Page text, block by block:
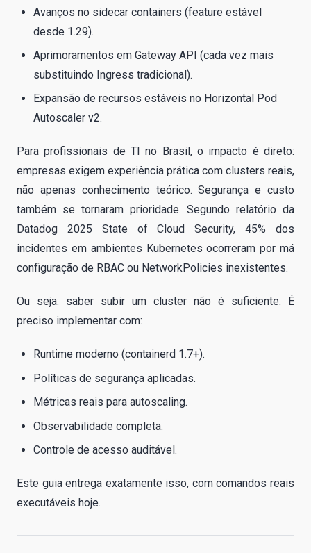
Avanços no sidecar containers (feature estável
desde 1.29).
Aprimoramentos em Gateway API (cada vez mais
substituindo Ingress tradicional).
Expansão de recursos estáveis no Horizontal Pod
Autoscaler v2.
Para profissionais de TI no Brasil, o impacto é direto:
empresas exigem experiência prática com clusters reais,
não apenas conhecimento teórico. Segurança e custo
também se tornaram prioridade. Segundo relatório da
Datadog 2025 State of Cloud Security, 45% dos
incidentes em ambientes Kubernetes ocorreram por má
configuração de RBAC ou NetworkPolicies inexistentes.
Ou seja: saber subir um cluster não é suficiente. É
preciso implementar com:
Runtime moderno (containerd 1.7+).
Políticas de segurança aplicadas.
Métricas reais para autoscaling.
Observabilidade completa.
Controle de acesso auditável.
Este guia entrega exatamente isso, com comandos reais
executáveis hoje.